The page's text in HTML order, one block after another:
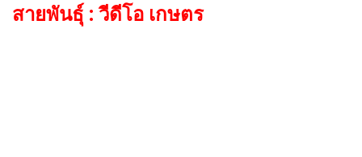
สายพันธุ์ : วีดีโอ เกษตร